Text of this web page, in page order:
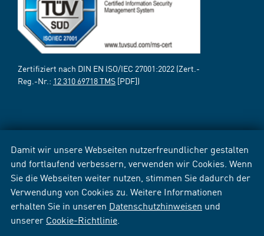
Damit wir unsere Webseiten nutzerfreundlicher gestalten
und fortlaufend verbessern, verwenden wir Cookies. Wenn
Sie die Webseiten weiter nutzen, stimmen Sie dadurch der
Verwendung von Cookies zu. Weitere Informationen
erhalten Sie in unseren Datenschutzhinweisen und
unserer Cookie-Richtlinie
Zertifiziert nach DIN EN ISO/IEC 27001:2022 (Zert.-
Reg.-Nr.: 12 310 69718 TMS [PDF])